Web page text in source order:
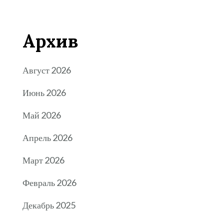
Архив
Август 2026
Июнь 2026
Май 2026
Апрель 2026
Март 2026
Февраль 2026
Декабрь 2025